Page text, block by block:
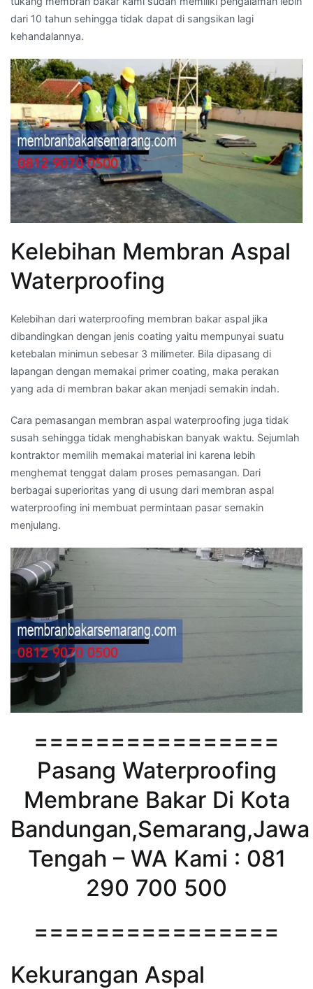
dari 10 tahun sehingga tidak dapat di sangsikan lagi
kehandalannya.
Kelebihan Membran Aspal
Waterproofing
Kelebihan dari waterproofing membran bakar aspal jika
dibandingkan dengan jenis coating yaitu mempunyai suatu
ketebalan minimun sebesar 3 milimeter. Bila dipasang di
lapangan dengan memakai primer coating, maka perakan
yang ada di membran bakar akan menjadi semakin indah.
Cara pemasangan membran aspal waterproofing juga tidak
susah sehingga tidak menghabiskan banyak waktu. Sejumlah
kontraktor memilih memakai material ini karena lebih
menghemat tenggat dalam proses pemasangan. Dari
berbagai superioritas yang di usung dari membran aspal
waterproofing ini membuat permintaan pasar semakin
menjulang.
================
Pasang Waterproofing
Membrane Bakar Di Kota
Bandungan,Semarang,Jawa
Tengah – WA Kami : 081
290 700 500
================
Kekurangan Aspal